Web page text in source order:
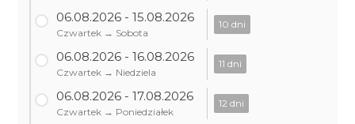
06.08.2026 - 15.08.2026
Czwartek → Sobota
10 dni
06.08.2026 - 16.08.2026
Czwartek → Niedziela
11 dni
06.08.2026 - 17.08.2026
Czwartek → Poniedziałek
12 dni